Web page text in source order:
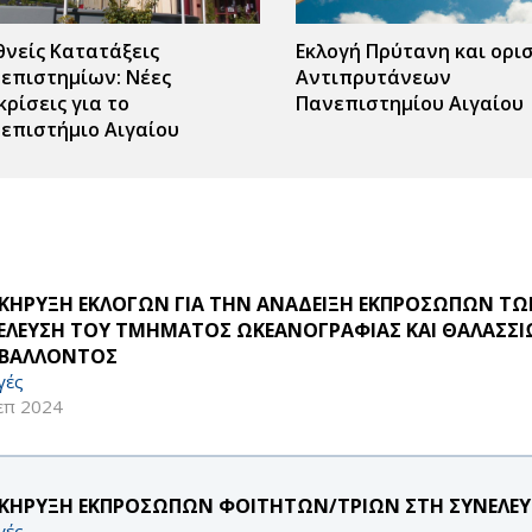
Κατατάξεις
Νέες
για το
Αιγαίου
Εκλογή Πρύτανη και
Αντιπρυτάνεων
Πανεπιστημίου Αιγαίου
ΕΚΛΟΓΩΝ ΓΙΑ ΤΗΝ ΑΝΑΔΕΙΞΗ ΕΚΠΡΟΣΩΠΩΝ
ΤΟΥ ΤΜΗΜΑΤΟΣ ΩΚΕΑΝΟΓΡΑΦΙΑΣ ΚΑΙ
2024
ΕΚΠΡΟΣΩΠΩΝ ΦΟΙΤΗΤΩΝ/ΤΡΙΩΝ ΣΤΗ